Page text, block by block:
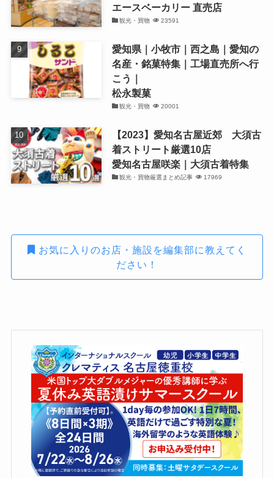
エースベーカリー 直売店
観光・買物 23591
愛知県｜小牧市｜西之島｜愛知の
名産・銘菓特集｜工場直売所へ行
こう｜
松永製菓
観光・買物 20001
【2023】愛知名古屋近郊 大須古
着ストリート厳選10店
愛知名古屋咲楽｜大須古着特集
観光・買物厳選まとめ記事 17969
お気に入りのお店・施設を編集部に教えてく
ださい！